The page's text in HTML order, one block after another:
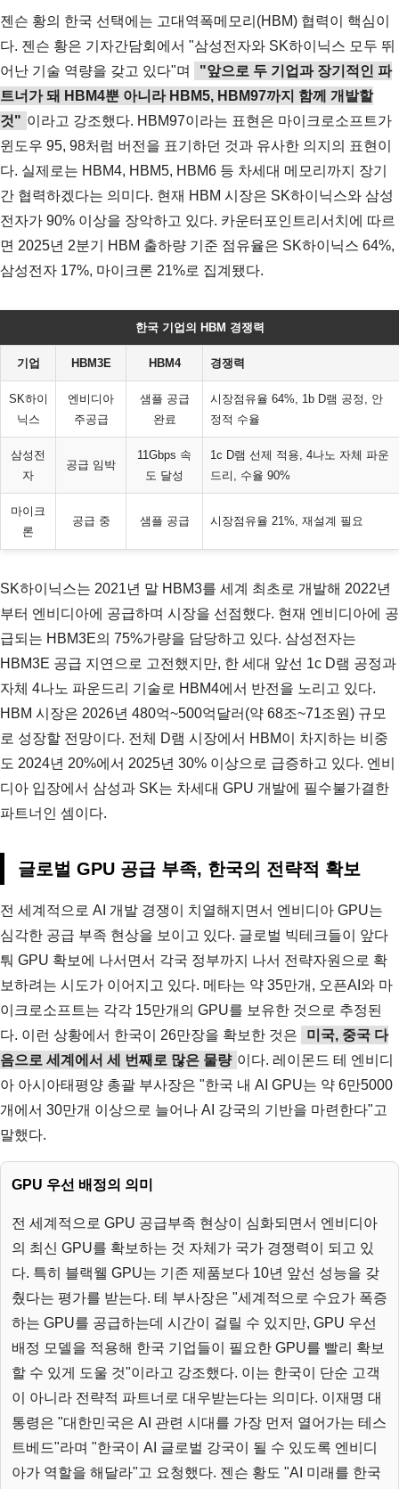
젠슨 황의 한국 선택에는 고대역폭메모리(HBM) 협력이 핵심이
다. 젠슨 황은 기자간담회에서 "삼성전자와 SK하이닉스 모두 뛰
어난 기술 역량을 갖고 있다"며
"앞으로 두 기업과 장기적인 파
트너가 돼 HBM4뿐 아니라 HBM5, HBM97까지 함께 개발할
것" 이라고 강조했다. HBM97이라는 표현은 마이크로소프트가
윈도우 95, 98처럼 버전을 표기하던 것과 유사한 의지의 표현이
다. 실제로는 HBM4, HBM5, HBM6 등 차세대 메모리까지 장기
간 협력하겠다는 의미다. 현재 HBM 시장은 SK하이닉스와 삼성
전자가 90% 이상을 장악하고 있다. 카운터포인트리서치에 따르
면 2025년 2분기 HBM 출하량 기준 점유율은 SK하이닉스 64%,
삼성전자 17%, 마이크론 21%로 집계됐다.
한국 기업의 HBM 경쟁력
기업 HBM3E HBM4 경쟁력
SK하이
닉스
엔비디아
주공급
샘플 공급
완료
시장점유율 64%, 1b D램 공정, 안
정적 수율
삼성전
자
공급 임박
11Gbps 속
도 달성
1c D램 선제 적용, 4나노 자체 파운
드리, 수율 90%
마이크
론
공급 중 샘플 공급 시장점유율 21%, 재설계 필요
SK하이닉스는 2021년 말 HBM3를 세계 최초로 개발해 2022년
부터 엔비디아에 공급하며 시장을 선점했다. 현재 엔비디아에 공
급되는 HBM3E의 75%가량을 담당하고 있다. 삼성전자는
HBM3E 공급 지연으로 고전했지만, 한 세대 앞선 1c D램 공정과
자체 4나노 파운드리 기술로 HBM4에서 반전을 노리고 있다.
HBM 시장은 2026년 480억~500억달러(약 68조~71조원) 규모
로 성장할 전망이다. 전체 D램 시장에서 HBM이 차지하는 비중
도 2024년 20%에서 2025년 30% 이상으로 급증하고 있다. 엔비
디아 입장에서 삼성과 SK는 차세대 GPU 개발에 필수불가결한
파트너인 셈이다.
글로벌 GPU 공급 부족, 한국의 전략적 확보
전 세계적으로 AI 개발 경쟁이 치열해지면서 엔비디아 GPU는
심각한 공급 부족 현상을 보이고 있다. 글로벌 빅테크들이 앞다
퉈 GPU 확보에 나서면서 각국 정부까지 나서 전략자원으로 확
보하려는 시도가 이어지고 있다. 메타는 약 35만개, 오픈AI와 마
이크로소프트는 각각 15만개의 GPU를 보유한 것으로 추정된
다. 이런 상황에서 한국이 26만장을 확보한 것은
미국, 중국 다
음으로 세계에서 세 번째로 많은 물량 이다. 레이몬드 테 엔비디
아 아시아태평양 총괄 부사장은 "한국 내 AI GPU는 약 6만5000
개에서 30만개 이상으로 늘어나 AI 강국의 기반을 마련한다"고
말했다.
GPU 우선 배정의 의미
전 세계적으로 GPU 공급부족 현상이 심화되면서 엔비디아
의 최신 GPU를 확보하는 것 자체가 국가 경쟁력이 되고 있
다. 특히 블랙웰 GPU는 기존 제품보다 10년 앞선 성능을 갖
췄다는 평가를 받는다. 테 부사장은 "세계적으로 수요가 폭증
하는 GPU를 공급하는데 시간이 걸릴 수 있지만, GPU 우선
배정 모델을 적용해 한국 기업들이 필요한 GPU를 빨리 확보
할 수 있게 도울 것"이라고 강조했다. 이는 한국이 단순 고객
이 아니라 전략적 파트너로 대우받는다는 의미다. 이재명 대
통령은 "대한민국은 AI 관련 시대를 가장 먼저 열어가는 테스
트베드"라며 "한국이 AI 글로벌 강국이 될 수 있도록 엔비디
아가 역할을 해달라"고 요청했다. 젠슨 황도 "AI 미래를 한국